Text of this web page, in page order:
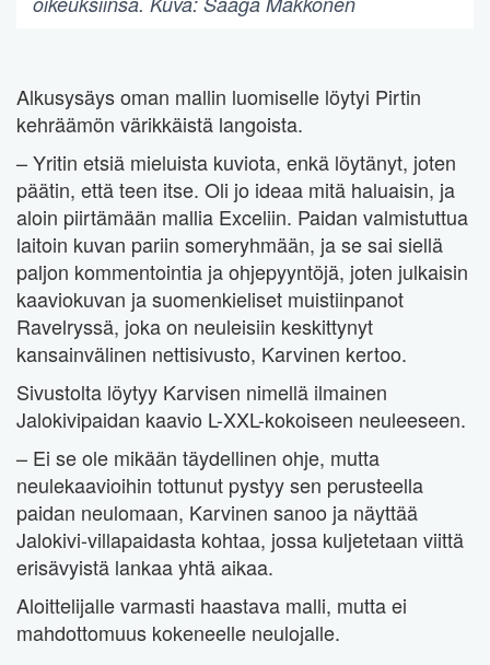
Alkusysäys oman mallin luomiselle löytyi Pirtin
kehräämön värikkäistä langoista.
– Yritin etsiä mieluista kuviota, enkä löytänyt, joten
päätin, että teen itse. Oli jo ideaa mitä haluaisin, ja
aloin piirtämään mallia Exceliin. Paidan valmistuttua
laitoin kuvan pariin someryhmään, ja se sai siellä
paljon kommentointia ja ohjepyyntöjä, joten julkaisin
kaaviokuvan ja suomenkieliset muistiinpanot
Ravelryssä, joka on neuleisiin keskittynyt
kansainvälinen nettisivusto, Karvinen kertoo.
Sivustolta löytyy Karvisen nimellä ilmainen
Jalokivipaidan kaavio L-XXL-kokoiseen neuleeseen.
– Ei se ole mikään täydellinen ohje, mutta
neulekaavioihin tottunut pystyy sen perusteella
paidan neulomaan, Karvinen sanoo ja näyttää
Jalokivi-villapaidasta kohtaa, jossa kuljetetaan viittä
erisävyistä lankaa yhtä aikaa.
Aloittelijalle varmasti haastava malli, mutta ei
mahdottomuus kokeneelle neulojalle.